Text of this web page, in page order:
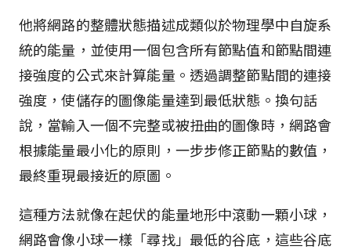
他將網路的整體狀態描述成類似於物理學中自旋系
統的能量，並使用一個包含所有節點值和節點間連
接強度的公式來計算能量。透過調整節點間的連接
強度，使儲存的圖像能量達到最低狀態。換句話
說，當輸入一個不完整或被扭曲的圖像時，網路會
根據能量最小化的原則，一步步修正節點的數值，
最終重現最接近的原圖。
這種方法就像在起伏的能量地形中滾動一顆小球，
網路會像小球一樣「尋找」最低的谷底，這些谷底